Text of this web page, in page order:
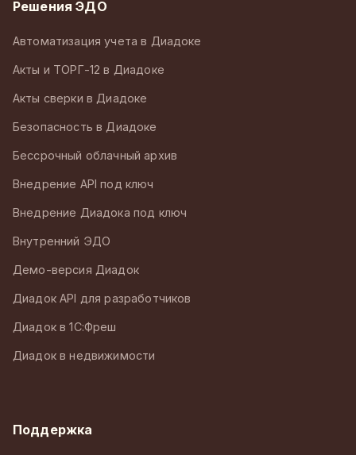
Решения ЭДО
Автоматизация учета в Диадоке
Акты и ТОРГ-12 в Диадоке
Акты сверки в Диадоке
Безопасность в Диадоке
Бессрочный облачный архив
Внедрение API под ключ
Внедрение Диадока под ключ
Внутренний ЭДО
Демо-версия Диадок
Диадок API для разработчиков
Диадок в 1С:Фреш
Диадок в недвижимости
Поддержка